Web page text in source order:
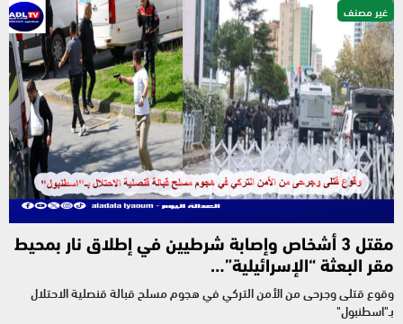
غير مصنف
مقتل 3 أشخاص وإصابة شرطيين في إطلاق نار بمحيط
مقر البعثة “الإسرائيلية”…
وقوع قتلى وجرحى من الأمن التركي في هجوم مسلح قبالة قنصلية الاحتلال
بـ"اسطنبول"